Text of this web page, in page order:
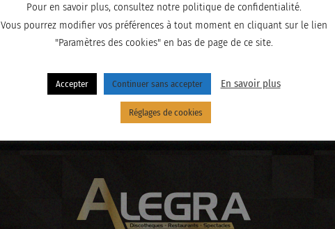
Pour en savoir plus, consultez notre politique de confidentialité.
Vous pourrez modifier vos préférences à tout moment en cliquant sur le lien
"Paramètres des cookies" en bas de page de ce site.
Accepter Continuer sans accepter En savoir plus
Réglages de cookies